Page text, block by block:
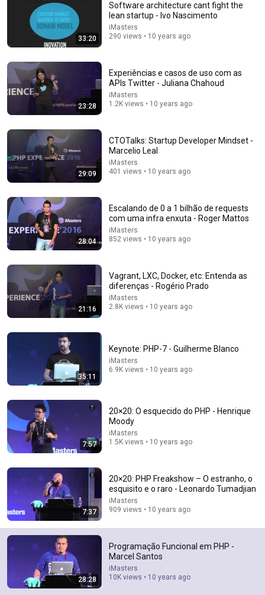
[TUTORIAL] Sistema de Login com PHP e MySQL
(Fácil e Rápido) 2024 - TUTORIAL
Zero Bugs - Programação em Tutorial
Programming) // Programmer's Dictionary
Código Fonte TV
Auto-dubbed
18K views
What is PHP and How Does it Work (How to Learn PHP
/ What is Possible to Do with PHP)
IlustraDev
Auto-dubbed
20K views
33:20
Software architecture cant fight the
lean startup - Ivo Nascimento
iMasters
290 views • 10 years ago
23:28
Experiências e casos de uso com as
APIs Twitter - Juliana Chahoud
iMasters
1.2K views • 10 years ago
29:09
CTOTalks: Startup Developer Mindset -
Marcelio Leal
iMasters
401 views • 10 years ago
28:04
Escalando de 0 a 1 bilhão de requests
com uma infra enxuta - Roger Mattos
iMasters
852 views • 10 years ago
21:16
Vagrant, LXC, Docker, etc: Entenda as
diferenças - Rogério Prado
iMasters
2.8K views • 10 years ago
35:11
Keynote: PHP-7 - Guilherme Blanco
iMasters
6.9K views • 10 years ago
7:57
20×20: O esquecido do PHP - Henrique
Moody
iMasters
1.5K views • 10 years ago
7:37
20×20: PHP Freakshow – O estranho, o
esquisito e o raro - Leonardo Tumadjian
iMasters
909 views • 10 years ago
28:28
Programação Funcional em PHP -
Marcel Santos
iMasters
10K views • 10 years ago